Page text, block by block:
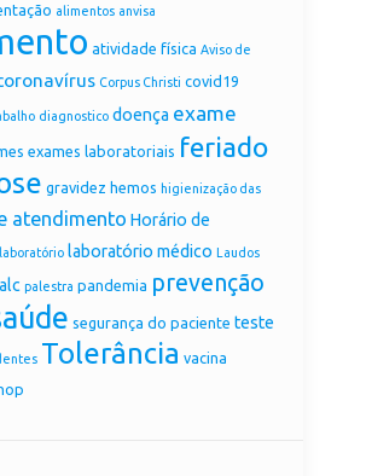
alimentos anvisa
atividade física Aviso de
Corpus Christi covid19
diagnostico doença exame
exames laboratoriais feriado
gravidez hemos higienização das
atendimento Horário de
laboratório laboratório médico Laudos
palestra pandemia prevenção
segurança do paciente teste
Tolerância vacina